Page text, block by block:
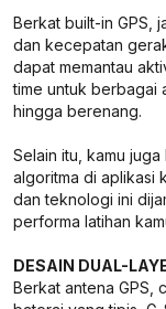
Berkat built-in GPS,
dan kecepatan
dapat memantau
time untuk berbagai
hingga berenang.
Selain itu, kamu
algoritma di aplikasi
dan teknologi ini
performa latihan
DESAIN DUAL-
Berkat antena GPS,